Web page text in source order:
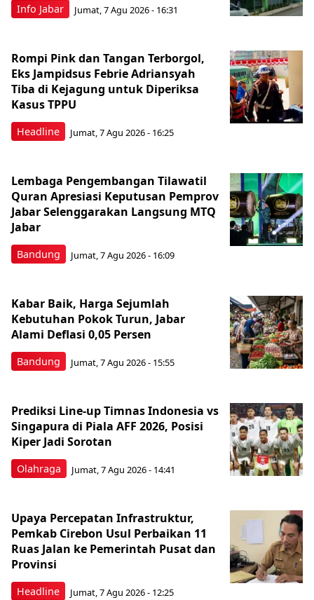
Info Jabar Jumat, 7 Agu 2026 - 16:31
Headline
Rompi Pink dan Tangan Terborgol,
Eks Jampidsus Febrie Adriansyah
Tiba di Kejagung untuk Diperiksa
Kasus TPPU
Jumat, 7 Agu 2026 - 16:25
Bandung
Lembaga Pengembangan Tilawatil
Quran Apresiasi Keputusan Pemprov
Jabar Selenggarakan Langsung MTQ
Jabar
Jumat, 7 Agu 2026 - 16:09
Bandung
Kabar Baik, Harga Sejumlah
Kebutuhan Pokok Turun, Jabar
Alami Deflasi 0,05 Persen
Jumat, 7 Agu 2026 - 15:55
Olahraga
Prediksi Line-up Timnas Indonesia vs
Singapura di Piala AFF 2026, Posisi
Kiper Jadi Sorotan
Jumat, 7 Agu 2026 - 14:41
Headline
Upaya Percepatan Infrastruktur,
Pemkab Cirebon Usul Perbaikan 11
Ruas Jalan ke Pemerintah Pusat dan
Provinsi
Jumat, 7 Agu 2026 - 12:25